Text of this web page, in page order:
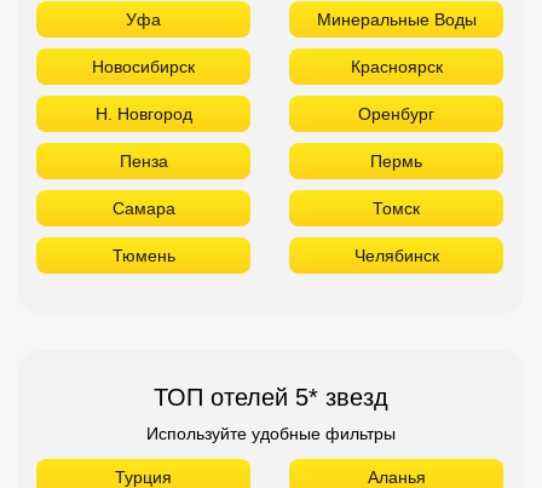
Уфа Минеральные Воды
Новосибирск Красноярск
Н. Новгород Оренбург
Пенза Пермь
Самара Томск
Тюмень Челябинск
ТОП отелей 5* звезд
Используйте удобные фильтры
Турция Аланья